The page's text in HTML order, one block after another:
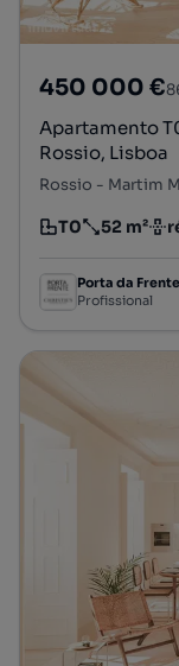
450 000 €
Apartamento
Rossio, Lisboa
Rossio - Martim
Tipologia
T0
Preço por52 m²
Andar
Porta da
Profissional